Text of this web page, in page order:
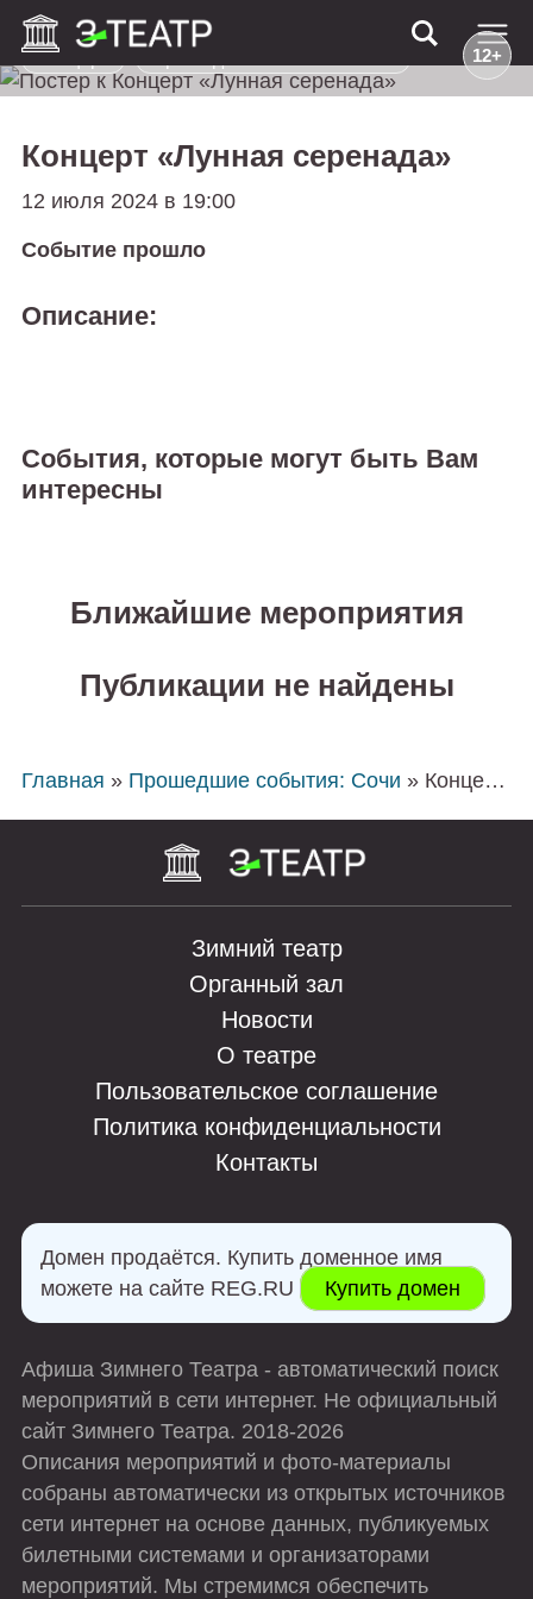
Концерт
Концерт «Лунная серенада»
12 июля 2024 в 19:00
Событие прошло
12+
Описание:
События, которые могут быть Вам
интересны
Ближайшие мероприятия
Публикации не найдены
Главная » Прошедшие события: Сочи » Концерт «Лунная серенада»
Зимний театр
Органный зал
Новости
О театре
Пользовательское соглашение
Политика конфиденциальности
Контакты
Домен продаётся. Купить доменное имя
можете на сайте REG.RU
Купить домен
Афиша Зимнего Театра - автоматический поиск
мероприятий в сети интернет. Не официальный
сайт Зимнего Театра. 2018-2026
Описания мероприятий и фото-материалы
собраны автоматически из открытых источников
сети интернет на основе данных, публикуемых
билетными системами и организаторами
мероприятий. Мы стремимся обеспечить